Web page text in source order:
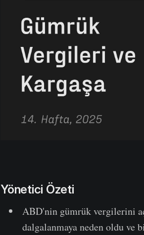
Yönetici Özeti
ABD'nin gümrük vergilerini
dalgalanmaya neden oldu ve